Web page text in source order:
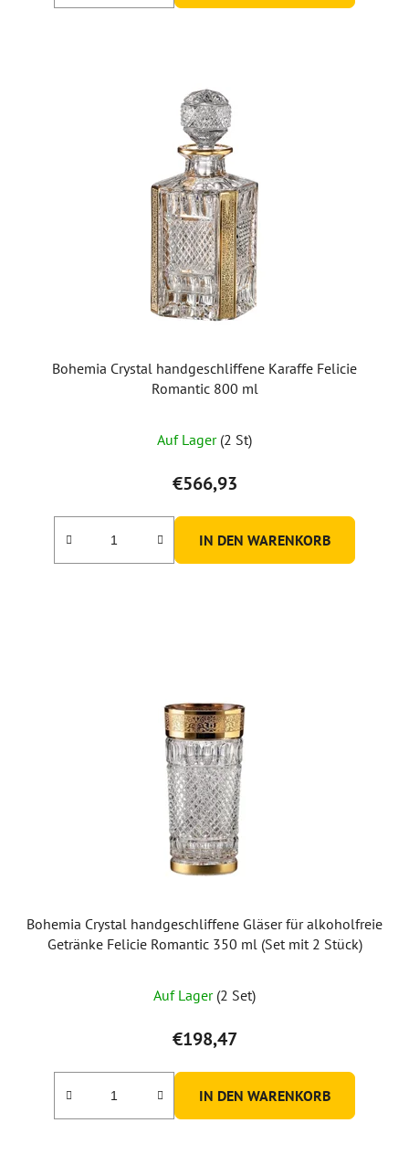
Bohemia Crystal handgeschliffene Karaffe Felicie
Romantic 800 ml
Auf Lager (2 St)
€566,93
IN DEN WARENKORB
Bohemia Crystal handgeschliffene Gläser für alkoholfreie
Getränke Felicie Romantic 350 ml (Set mit 2 Stück)
Auf Lager (2 Set)
€198,47
IN DEN WARENKORB